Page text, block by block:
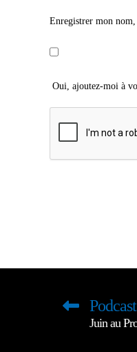
Enregistrer mon
Oui, ajoutez-moi à
Juin au